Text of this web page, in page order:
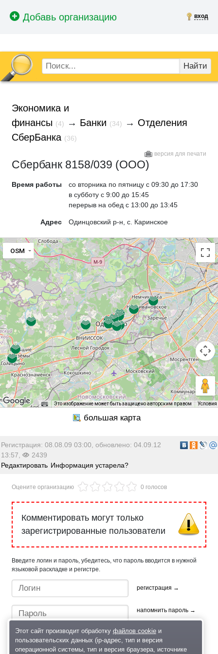
вход
Найти
Экономика и
финансы (4) → Банки (34) → Отделения
СберБанка (36)
версия для печати
Сбербанк 8158/039 (ООО)
Время работы
со вторника по пятницу с 09:30 до 17:30
в субботу с 9:00 до 15:45
перерыв на обед с 13:00 до 13:45
Адрес Одинцовский р-н, с. Каринское
OSM
Это изображение может быть защищено авторским правом Условия
Регистрация: 08.08.09 03:00, обновлено: 04.09.12
13:57,
2439
Редактировать Информация устарела?
Оцените организацию 0 голосов
Комментировать могут только
зарегистрированные пользователи
Введите логин и пароль, убедитесь, что пароль вводится в нужной
языковой раскладке и регистре.
регистрация →
напомнить пароль →
Этот сайт производит обработку файлов cookieи
пользовательских данных (ip-адрес, тип и версия
операционной системы, тип и версия браузера, источнике